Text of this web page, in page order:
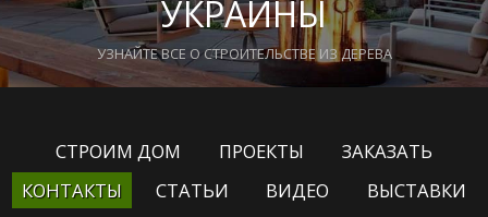
УКРАИНЫ
УЗНАЙТЕ ВСЕ О СТРОИТЕЛЬСТВЕ ИЗ ДЕРЕВА
СТРОИМ ДОМ ПРОЕКТЫ
ЗАКАЗАТЬ
КОНТАКТЫ
СТАТЬИ ВИДЕО
ВЫСТАВКИ